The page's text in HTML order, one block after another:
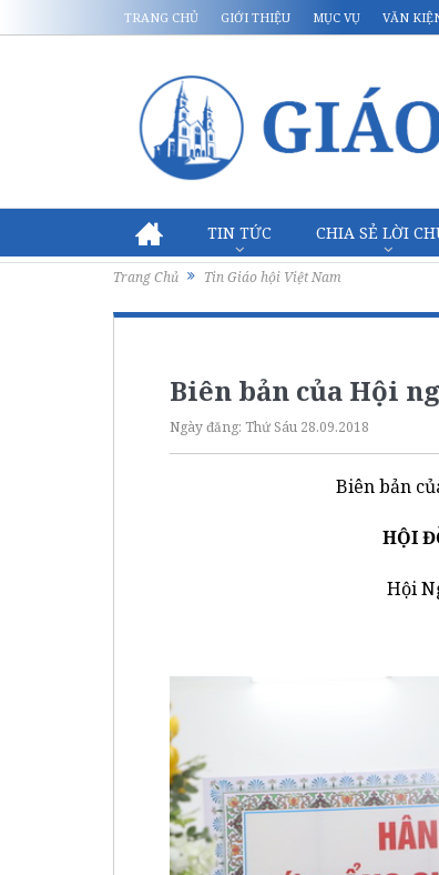
TRANG CHỦ GIỚI THIỆU MỤC VỤ VĂN
TIN TỨC CHIA SẺ LỜI
Trang Chủ Tin Giáo hội Việt Nam
Biên bản của Hội
Ngày đăng: Thứ Sáu 28.09.2018
Biên bản
HỘI
Hội